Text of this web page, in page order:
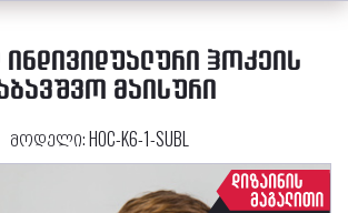
ᲘᲜᲓᲘᲕᲘᲓᲣᲐᲚᲣᲠᲘ ᲰᲝᲙᲔᲘᲡ
ᲛᲐᲘᲡᲣᲠᲘ
მოდელი:HOC-K6-1-SUBL